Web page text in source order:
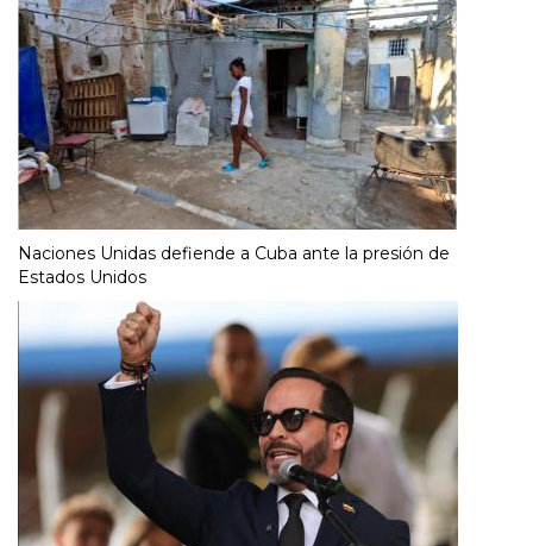
Naciones Unidas defiende a Cuba ante la presión de
Estados Unidos